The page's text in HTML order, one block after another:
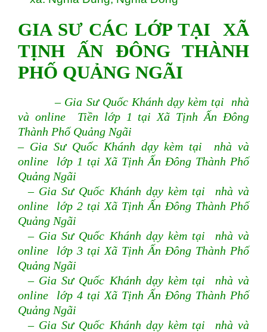
GIA SƯ CÁC LỚP TẠI XÃ
TỊNH ẤN ĐÔNG THÀNH
PHỐ QUẢNG NGÃI
– Gia Sư Quốc Khánh dạy kèm tại nhà
và online Tiền lớp 1 tại Xã Tịnh Ấn Đông
Thành Phố Quảng Ngãi
– Gia Sư Quốc Khánh dạy kèm tại nhà và
online lớp 1 tại Xã Tịnh Ấn Đông Thành Phố
Quảng Ngãi
– Gia Sư Quốc Khánh dạy kèm tại nhà và
online lớp 2 tại Xã Tịnh Ấn Đông Thành Phố
Quảng Ngãi
– Gia Sư Quốc Khánh dạy kèm tại nhà và
online lớp 3 tại Xã Tịnh Ấn Đông Thành Phố
Quảng Ngãi
– Gia Sư Quốc Khánh dạy kèm tại nhà và
online lớp 4 tại Xã Tịnh Ấn Đông Thành Phố
Quảng Ngãi
– Gia Sư Quốc Khánh dạy kèm tại nhà và